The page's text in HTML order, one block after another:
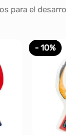
para el
- 10%